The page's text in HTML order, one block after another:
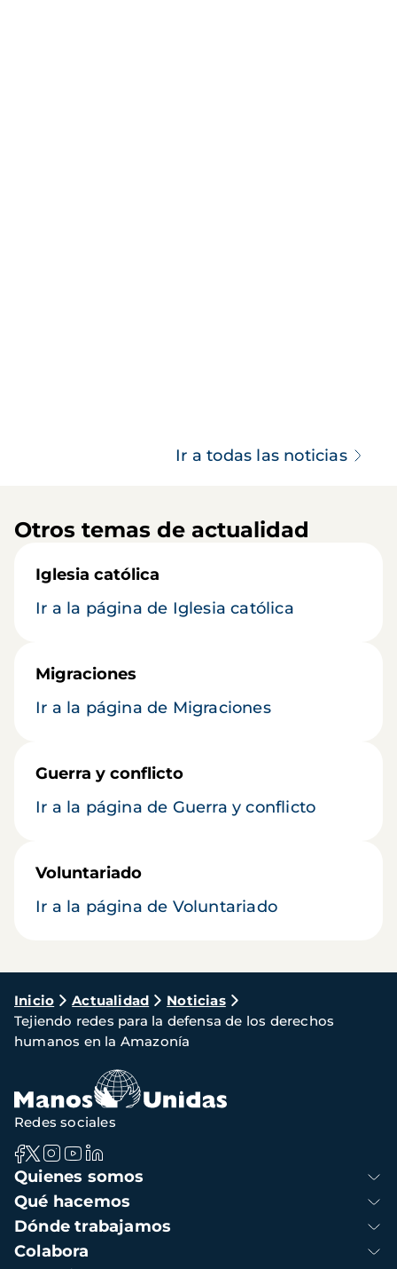
Ir a todas las noticias
Otros temas de actualidad
Iglesia católica
Ir a la página de Iglesia católica
Migraciones
Ir a la página de Migraciones
Guerra y conflicto
Ir a la página de Guerra y conflicto
Voluntariado
Ir a la página de Voluntariado
Ruta
de
navegación
Inicio Actualidad
Noticias
Tejiendo redes para la defensa de los derechos
humanos en la Amazonía
Navegación
principal
Quienes somos
Qué hacemos
Dónde trabajamos
Colabora
Redes sociales